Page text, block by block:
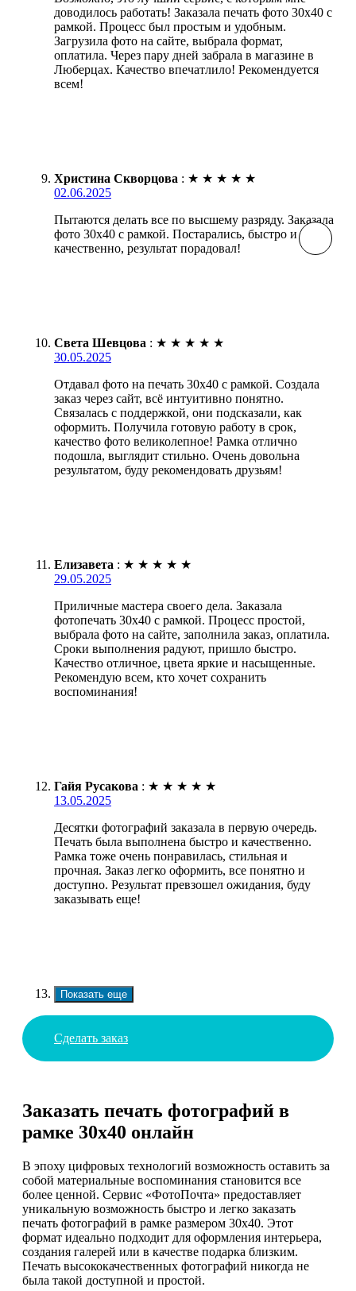
доводилось работать! Заказала печать фото 30х40 с
рамкой. Процесс был простым и удобным.
Загрузила фото на сайте, выбрала формат,
оплатила. Через пару дней забрала в магазине в
Люберцах. Качество впечатлило! Рекомендуется
всем!
Христина Скворцова : ★ ★ ★ ★ ★
02.06.2025
Пытаются делать все по высшему разряду. Заказала
фото 30х40 с рамкой. Постарались, быстро и
качественно, результат порадовал!
Света Шевцова : ★ ★ ★ ★ ★
30.05.2025
Отдавал фото на печать 30х40 с рамкой. Создала
заказ через сайт, всё интуитивно понятно.
Связалась с поддержкой, они подсказали, как
оформить. Получила готовую работу в срок,
качество фото великолепное! Рамка отлично
подошла, выглядит стильно. Очень довольна
результатом, буду рекомендовать друзьям!
Елизавета : ★ ★ ★ ★ ★
29.05.2025
Приличные мастера своего дела. Заказала
фотопечать 30х40 с рамкой. Процесс простой,
выбрала фото на сайте, заполнила заказ, оплатила.
Сроки выполнения радуют, пришло быстро.
Качество отличное, цвета яркие и насыщенные.
Рекомендую всем, кто хочет сохранить
воспоминания!
Гайя Русакова : ★ ★ ★ ★ ★
13.05.2025
Десятки фотографий заказала в первую очередь.
Печать была выполнена быстро и качественно.
Рамка тоже очень понравилась, стильная и
прочная. Заказ легко оформить, все понятно и
доступно. Результат превзошел ожидания, буду
заказывать еще!
Показать еще
Сделать заказ
Заказать печать фотографий в
рамке 30х40 онлайн
В эпоху цифровых технологий возможность оставить за
собой материальные воспоминания становится все
более ценной. Сервис «ФотоПочта» предоставляет
уникальную возможность быстро и легко заказать
печать фотографий в рамке размером 30х40. Этот
формат идеально подходит для оформления интерьера,
создания галерей или в качестве подарка близким.
Печать высококачественных фотографий никогда не
была такой доступной и простой.